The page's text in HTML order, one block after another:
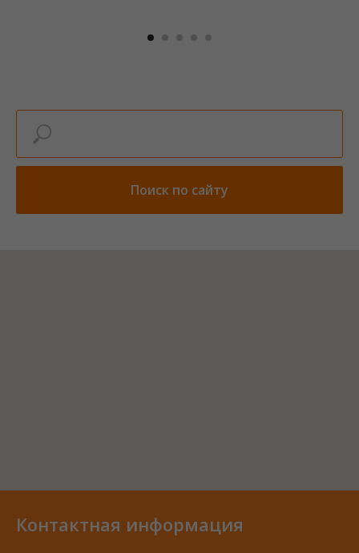
Поиск по сайту
Контактная информация